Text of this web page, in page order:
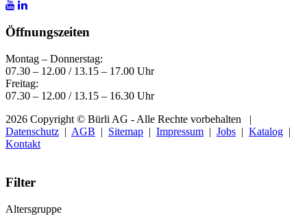
Öffnungszeiten
Montag – Donnerstag:
07.30 – 12.00 / 13.15 – 17.00 Uhr
Freitag:
07.30 – 12.00 / 13.15 – 16.30 Uhr
2026 Copyright © Bürli AG - Alle Rechte vorbehalten |
Datenschutz | AGB | Sitemap | Impressum | Jobs | Katalog |
Kontakt
Filter
Altersgruppe